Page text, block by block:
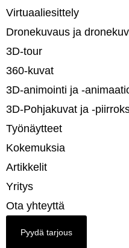
Virtuaaliesittely
Dronekuvaus ja
3D-tour
360-kuvat
3D-animointi ja -
3D-Pohjakuvat ja -
Työnäytteet
Kokemuksia
Artikkelit
Yritys
Ota yhteyttä
Pyydä tarjous